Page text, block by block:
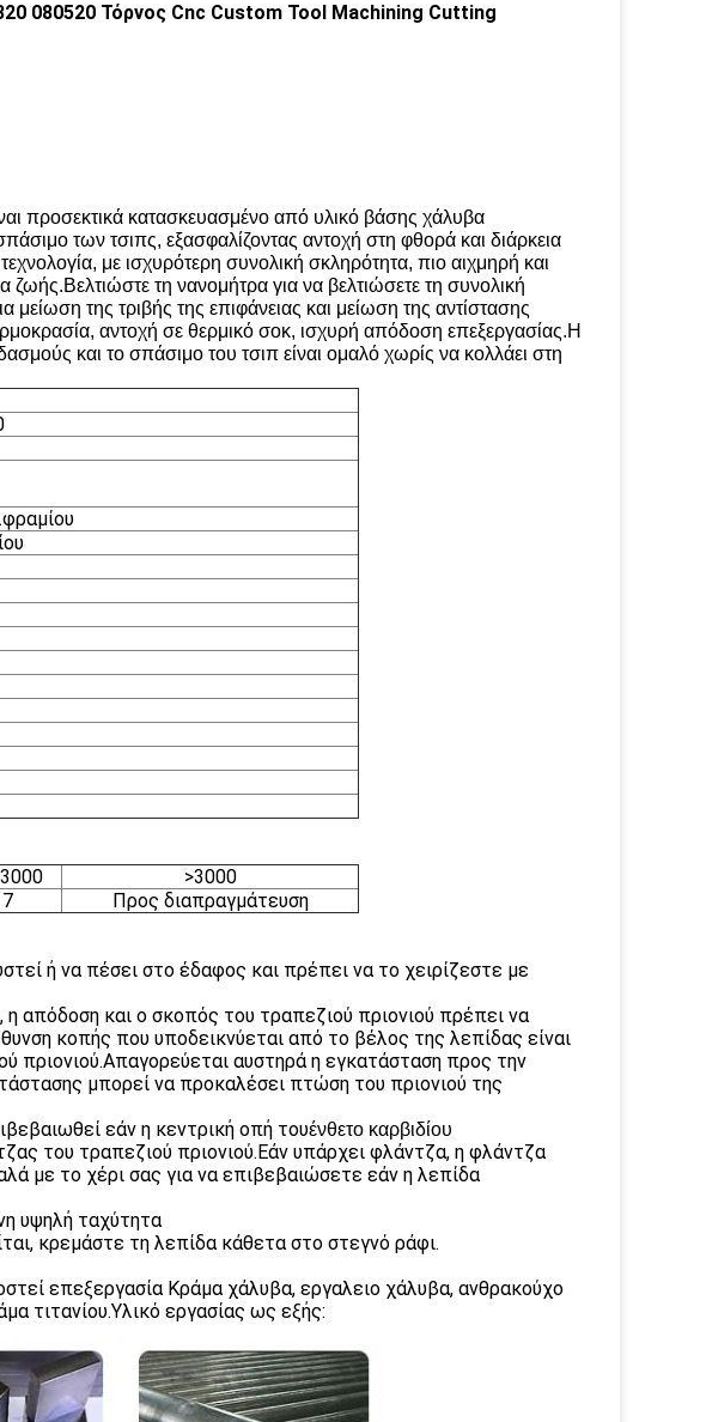
080520 Τόρνος Cnc Custom Tool Machining Cutting
προσεκτικά κατασκευασμένο από υλικό βάσης χάλυβα
των τσιπς, εξασφαλίζοντας αντοχή στη φθορά και διάρκεια
με ισχυρότερη συνολική σκληρότητα, πιο αιχμηρή και
ζωής.Βελτιώστε τη νανομήτρα για να βελτιώσετε τη συνολική
μείωση της τριβής της επιφάνειας και μείωση της αντίστασης
αντοχή σε θερμικό σοκ, ισχυρή απόδοση επεξεργασίας.Η
και το σπάσιμο του τσιπ είναι ομαλό χωρίς να κολλάει στη
>3000
7 Προς διαπραγμάτευση
ή να πέσει στο έδαφος και πρέπει να το χειρίζεστε με
, η απόδοση και ο σκοπός του τραπεζιού πριονιού πρέπει να
κοπής που υποδεικνύεται από το βέλος της λεπίδας είναι
πριονιού.Απαγορεύεται αυστηρά η εγκατάσταση προς την
μπορεί να προκαλέσει πτώση του πριονιού της
εάν η κεντρική οπή τουένθετο καρβιδίου
του τραπεζιού πριονιού.Εάν υπάρχει φλάντζα, η φλάντζα
με το χέρι σας για να επιβεβαιώσετε εάν η λεπίδα
υψηλή ταχύτητα
κρεμάστε τη λεπίδα κάθετα στο στεγνό ράφι.
επεξεργασία Κράμα χάλυβα, εργαλειο χάλυβα, ανθρακούχο
τιτανίου.Υλικό εργασίας ως εξής: